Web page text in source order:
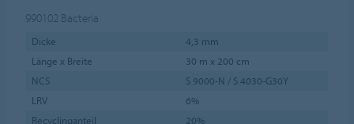
990102 Bacteria
Dicke
4,3 mm
Länge x Breite
30 m x 200 cm
NCS
S 9000-N / S 4030-G30Y
LRV
6%
Recyclinganteil
20%